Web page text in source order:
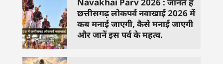
छत्तीसगढ़ लोकपर्व नवाखाई 2026 में
कब मनाई जाएगी, कैसे मनाई जाएगी
और जानें इस पर्व के महत्व.